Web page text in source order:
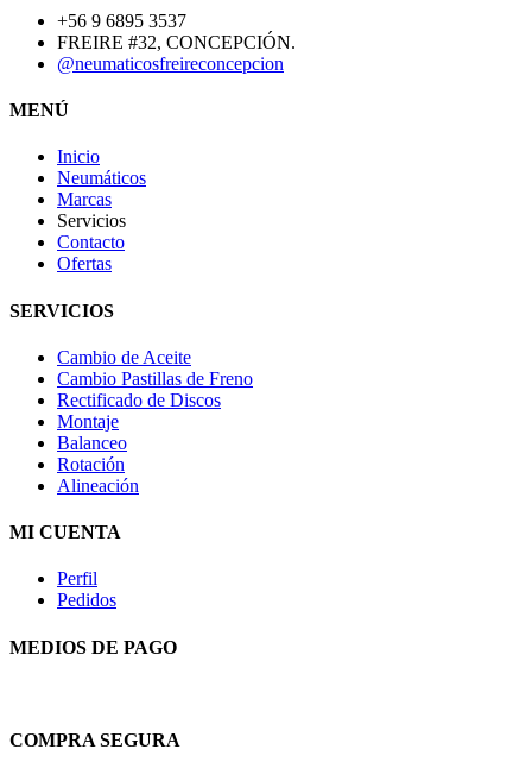
+56 9 6895 3537
FREIRE #32, CONCEPCIÓN.
@neumaticosfreireconcepcion
MENÚ
Inicio
Neumáticos
Marcas
Servicios
Contacto
Ofertas
SERVICIOS
Cambio de Aceite
Cambio Pastillas de Freno
Rectificado de Discos
Montaje
Balanceo
Rotación
Alineación
MI CUENTA
Perfil
Pedidos
MEDIOS DE PAGO
COMPRA SEGURA